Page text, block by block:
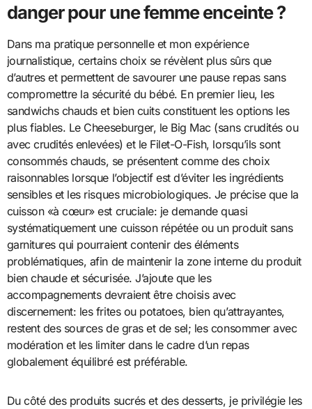
danger pour une femme enceinte ?
Dans ma pratique personnelle et mon expérience
journalistique, certains choix se révèlent plus sûrs que
d’autres et permettent de savourer une pause repas sans
compromettre la sécurité du bébé. En premier lieu, les
sandwichs chauds et bien cuits constituent les options les
plus fiables. Le Cheeseburger, le Big Mac (sans crudités ou
avec crudités enlevées) et le Filet-O-Fish, lorsqu’ils sont
consommés chauds, se présentent comme des choix
raisonnables lorsque l’objectif est d’éviter les ingrédients
sensibles et les risques microbiologiques. Je précise que la
cuisson «à cœur» est cruciale: je demande quasi
systématiquement une cuisson répétée ou un produit sans
garnitures qui pourraient contenir des éléments
problématiques, afin de maintenir la zone interne du produit
bien chaude et sécurisée. J’ajoute que les
accompagnements devraient être choisis avec
discernement: les frites ou potatoes, bien qu’attrayantes,
restent des sources de gras et de sel; les consommer avec
modération et les limiter dans le cadre d’un repas
globalement équilibré est préférable.
Du côté des produits sucrés et des desserts, je privilégie les